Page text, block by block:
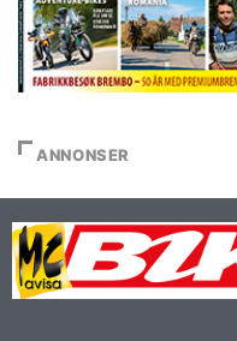
ANNONSER